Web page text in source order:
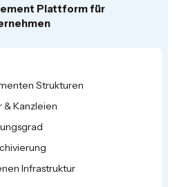
Plattform für
Strukturen
& Kanzleien
Infrastruktur